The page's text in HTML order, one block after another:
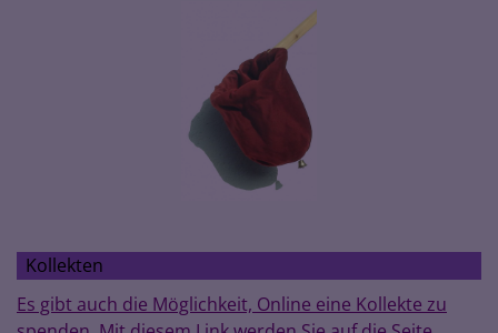
Kollekten
Es gibt auch die Möglichkeit, Online eine Kollekte zu